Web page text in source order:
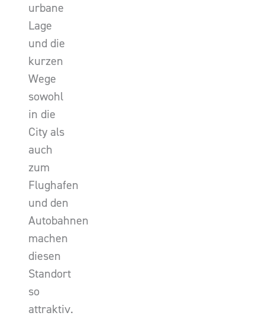
urbane
Lage
und die
kurzen
Wege
sowohl
in die
City als
auch
zum
Flughafen
und den
Autobahnen
machen
diesen
Standort
so
attraktiv.